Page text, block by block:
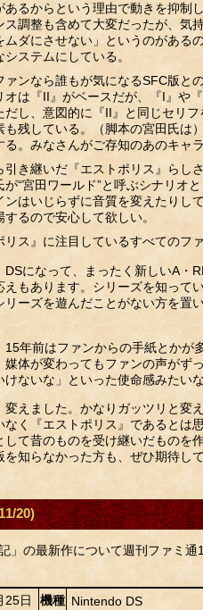
あるからという理由で動きを抑制
ス調整も含めて大変だったが、気
ムダにさせない」というのがある
ステムにしている。
ァンなら誰もが気になるSFC版と
は『II』がベースだが、『I』や『
だし、意図的に『II』と同じセリ
も残している。（脚本の宮田氏は
る。みなさんがご存知のあのキャ
引き継いだ『エストポリス』らし
“宮田ワールド”と呼ぶシナリオ
ンはいじらずに音質を変えたりし
するので安心して欲しい。
リス』に注目しているすべてのフ
になって、まったく新しいA・
えもあります。シリーズを知って
リーズを遊んだことがない方を置
年前はファンからの手紙とかが
媒体が変わってもファンの声がず
けないな」といった使命感みたい
えました。かなりガッツリと変
なく『エストポリス』であるとは
して昔のものを受け継いだものを
を知らなかった方も、ぜひ期待して
20)
」の最新作について週刊ファミ
25日 機種 Nintendo DS